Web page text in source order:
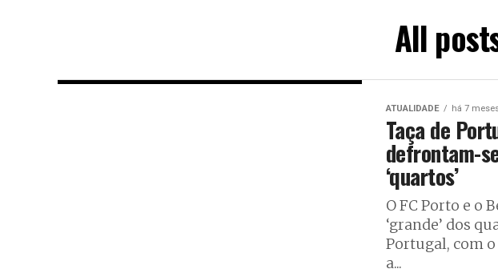
All
ATUALIDADE há 7
Taça de
defrontam-
‘quartos’
O FC Porto e o
‘grande’ dos
Portugal, com
a...